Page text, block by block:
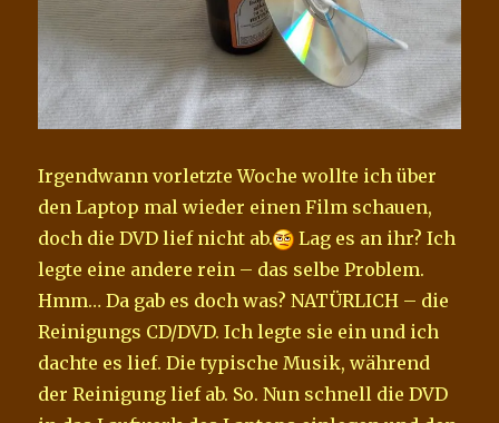
Irgendwann vorletzte Woche wollte ich über
den Laptop mal wieder einen Film schauen,
doch die DVD lief nicht ab.
Lag es an ihr? Ich
legte eine andere rein – das selbe Problem.
Hmm… Da gab es doch was? NATÜRLICH – die
Reinigungs CD/DVD. Ich legte sie ein und ich
dachte es lief. Die typische Musik, während
der Reinigung lief ab. So. Nun schnell die DVD